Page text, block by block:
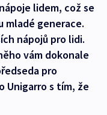
lidem, což se
mladé generace.
nápojů pro lidi.
vám dokonale
pro
Unigarro s tím, že